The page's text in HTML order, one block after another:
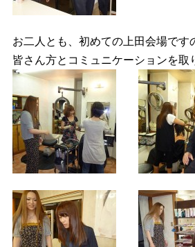
お二人とも、初めての上田会場です
皆さん方とコミュニケーションを取